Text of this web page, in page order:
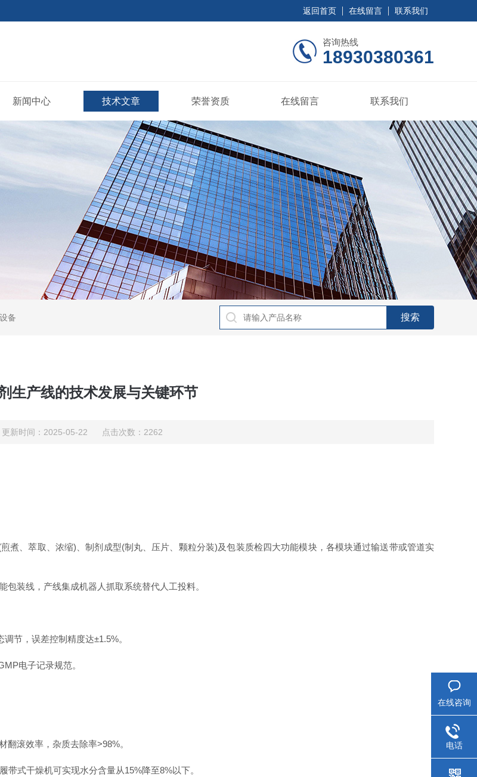
返回首页 在线留言 联系我们
咨询热线
18930380361
新闻中心 技术文章 荣誉资质 在线留言 联系我们
备
生产线的技术发展与关键环节
更新时间：2025-05-22 点击次数：2262
、萃取、浓缩)、‌制剂成型‌(制丸、压片、颗粒分装)及‌包装质检‌四大功能模块，各模块通过输送带或管道实
装线，产线集成机器人抓取系统替代人工投料。
节，误差控制精度达±1.5%。
电子记录规范。
滚效率，杂质去除率>98%。
式干燥机可实现水分含量从15%降至8%以下。
在线咨询
电话